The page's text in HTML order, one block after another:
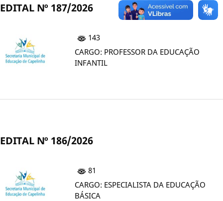
EDITAL Nº 187/2026
143
CARGO: PROFESSOR DA EDUCAÇÃO
INFANTIL
EDITAL Nº 186/2026
81
CARGO: ESPECIALISTA DA EDUCAÇÃO
BÁSICA